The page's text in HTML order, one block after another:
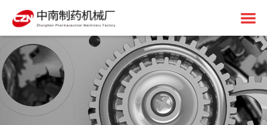
首页
关于中南
中南简介
制药设备